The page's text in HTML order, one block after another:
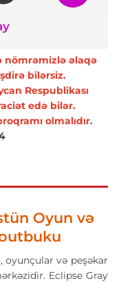
nömrəmizlə əlaqə
bilərsiz.
Respublikası
edə bilər.
olmalıdır.
Oyun və
oyunçular və peşəkar
Eclipse Gray